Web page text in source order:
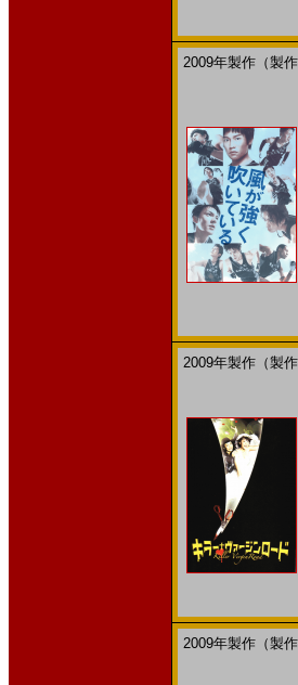
2009年製作（製作
2009年製作（製作
2009年製作（製作